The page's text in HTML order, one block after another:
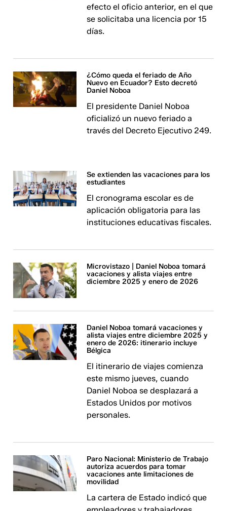
efecto el oficio anterior, en el que
se solicitaba una licencia por 15
días.
¿Cómo queda el feriado de Año
Nuevo en Ecuador? Esto decretó
Daniel Noboa
El presidente Daniel Noboa
oficializó un nuevo feriado a
través del Decreto Ejecutivo 249.
Se extienden las vacaciones para los
estudiantes
El cronograma escolar es de
aplicación obligatoria para las
instituciones educativas fiscales.
Microvistazo | Daniel Noboa tomará
vacaciones y alista viajes entre
diciembre 2025 y enero de 2026
Daniel Noboa tomará vacaciones y
alista viajes entre diciembre 2025 y
enero de 2026: itinerario incluye
Bélgica
El itinerario de viajes comienza
este mismo jueves, cuando
Daniel Noboa se desplazará a
Estados Unidos por motivos
personales.
Paro Nacional: Ministerio de Trabajo
autoriza acuerdos para tomar
vacaciones ante limitaciones de
movilidad
La cartera de Estado indicó que